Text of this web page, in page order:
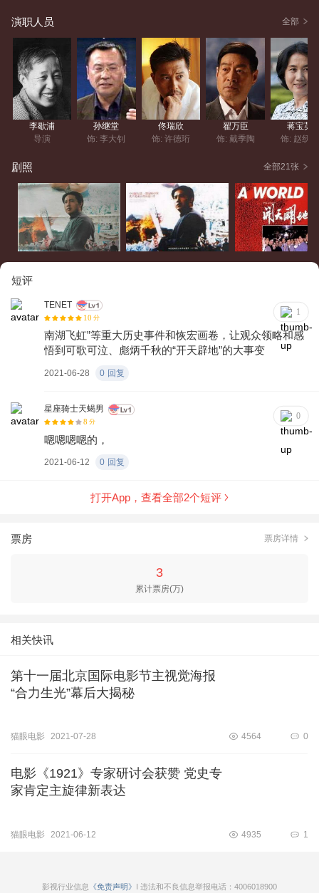
2名爱国学生。北大校长蔡元培偕同13所大学校长要求总统徐世
昌立刻释放学生。上海也举行三罢活动支援北京爱国学生。
《新青年》主编陈独秀散发《北京市民宣言》时被捕，引起民
愤，反动军阀被迫将他释放。蔡元培、李大钊、胡适及众师生
到监狱门口迎接。陈独秀对李大钊的《我的马克思主义观》十
分钦佩，表示马上成立马克思研究会；李大钊提出还应进一步
组织发动工人。宣传新文化、新思潮的运动在全国掀起：天津
励新学会；湖北有董必武创办的武汉中学。毛泽东等发起“驱张
运动”，率代表团赴京请愿，李大钊与他促膝长谈，认为经济基
础问题的解决——马克思主义唯物史观——才是解决中国问题
的前提。一系列爱国行动再次引起军阀政府的恐惧。李大钊连
夜将陈独秀送出北京，两人相约南呼北应，尽快建党。1920
年，毛泽东在上海见到陈独秀，夜读《共产党宣言》中文译
稿，憧憬着中国革命的未来，坚信农民将是革命的主力军。陈
独秀、李大钊努力联系到共产国际，得到了他们的支持。1921
年7月23日，来自长沙、武汉、上海、济南、北京等地的毛泽
东、何权衡、董必武、陈潭秋、李达、李俊汉、王烬美、邓恩
铭等13名代表聚会上海，召开了中国共产党第一次全国代表大
会。会议中途受到密探打扰，地下斗争经验丰富的马林机警地
南湖一只游舫上继续举行。会议通过了中国共产党党纲党章，
中国共产党正式宣布成立。“马克思主义万岁。中国共产党万
岁。中华民族万岁。”的誓言低沉却又震撼寰宇。红船迎着滚滚
波涛驰向远方 。
演职人员 全部
李歇浦
导演
孙继堂
饰: 李大钊
佟瑞欣
饰: 许德珩
翟万臣
饰: 戴季陶
蒋宝英
饰: 赵纫兰
剧照 全部21张
短评
TENET
10 分
1
南湖飞虹”等重大历史事件和恢宏画卷，让观众领略和感
悟到可歌可泣、彪炳千秋的“开天辟地”的大事变
2021-06-28 0 回复
星座骑士天蝎男
8 分
0
嗯嗯嗯嗯的，
2021-06-12 0 回复
打开App，查看全部2个短评
票房 票房详情
3
累计票房(万)
相关快讯
第十一届北京国际电影节主视觉海报
“合力生光”幕后大揭秘
猫眼电影 2021-07-28 4564 0
电影《1921》专家研讨会获赞 党史专
家肯定主旋律新表达
猫眼电影 2021-06-12 4935 1
影视行业信息 《免责声明》 I 违法和不良信息举报电话：4006018900